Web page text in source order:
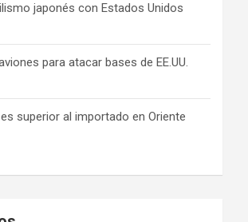
japonés con Estados Unidos
para atacar bases de EE.UU.
superior al importado en Oriente